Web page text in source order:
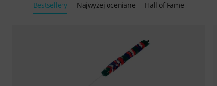
Bestsellery Najwyżej oceniane Hall of Fame